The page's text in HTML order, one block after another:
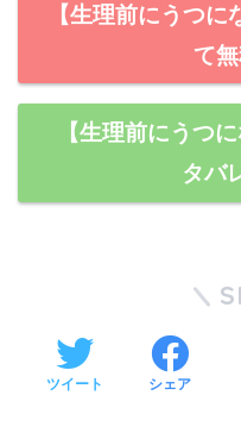
【生理前にうつ
て
【生理前にうつ
タバ
ツイート シェア